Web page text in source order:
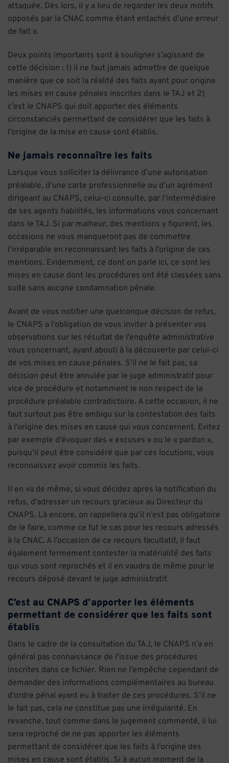
attaquée. Dès lors, il y a lieu de regarder les deux motifs
opposés par la CNAC comme étant entachés d’une erreur
de fait ».
Deux points importants sont à souligner s’agissant de
cette décision : 1) il ne faut jamais admettre de quelque
manière que ce soit la réalité des faits ayant pour origine
les mises en cause pénales inscrites dans le TAJ et 2)
c’est le CNAPS qui doit apporter des éléments
circonstanciés permettant de considérer que les faits à
l’origine de la mise en cause sont établis.
Ne jamais reconnaître les faits
Lorsque vous solliciter la délivrance d’une autorisation
préalable, d’une carte professionnelle ou d’un agrément
dirigeant au CNAPS, celui-ci consulte, par l’intermédiaire
de ses agents habilités, les informations vous concernant
dans le TAJ. Si par malheur, des mentions y figurent, les
occasions ne vous manqueront pas de commettre
l’irréparable en reconnaissant les faits à l’origine de ces
mentions. Evidemment, ce dont on parle ici, ce sont les
mises en cause dont les procédures ont été classées sans
suite sans aucune condamnation pénale.
Avant de vous notifier une quelconque décision de refus,
le CNAPS a l’obligation de vous inviter à présenter vos
observations sur les résultat de l’enquête administrative
vous concernant, ayant abouti à la découverte par celui-ci
de vos mises en cause pénales. S’il ne le fait pas, sa
décision peut être annulée par le juge administratif pour
vice de procédure et notamment le non respect de la
procédure préalable contradictoire. A cette occasion, il ne
faut surtout pas être ambigu sur la contestation des faits
à l’origine des mises en cause qui vous concernent. Evitez
par exemple d’évoquer des « excuses » ou le « pardon »,
puisqu’il peut être considéré que par ces locutions, vous
reconnaissez avoir commis les faits.
Il en va de même, si vous décidez après la notification du
refus, d’adresser un recours gracieux au Directeur du
CNAPS. Là encore, on rappellera qu’il n’est pas obligatoire
de le faire, comme ce fut le cas pour les recours adressés
à la CNAC. A l’occasion de ce recours facultatif, il faut
également fermement contester la matérialité des faits
qui vous sont reprochés et il en vaudra de même pour le
recours déposé devant le juge administratif.
C’est au CNAPS d’apporter les éléments
permettant de considérer que les faits sont
établis
Dans le cadre de la consultation du TAJ, le CNAPS n’a en
général pas connaissance de l’issue des procédures
inscrites dans ce fichier. Rien ne l’empêche cependant de
demander des informations complémentaires au bureau
d’ordre pénal ayant eu à traiter de ces procédures. S’il ne
le fait pas, cela ne constitue pas une irrégularité. En
revanche, tout comme dans le jugement commenté, il lui
sera reproché de ne pas apporter les éléments
permettant de considérer que les faits à l’origine des
mises en cause sont établis. Si à aucun moment de la